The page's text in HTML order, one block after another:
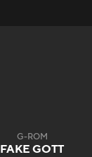
G-ROM
FAKE GOTT